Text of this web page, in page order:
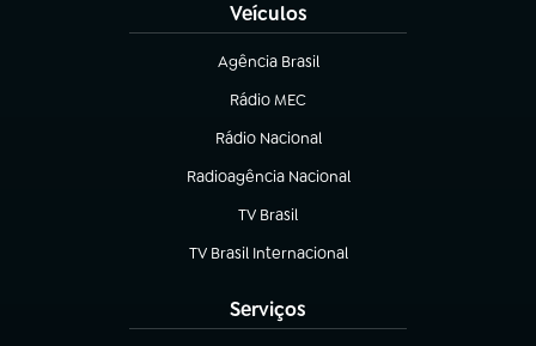
Veículos
Agência Brasil
(abre em nova aba)
Rádio MEC
Rádio Nacional
(abre em nova aba)
Radioagência Nacional
(abre em nova aba)
TV Brasil
(abre em nova aba)
TV Brasil Internacional
(abre em nova aba)
Serviços